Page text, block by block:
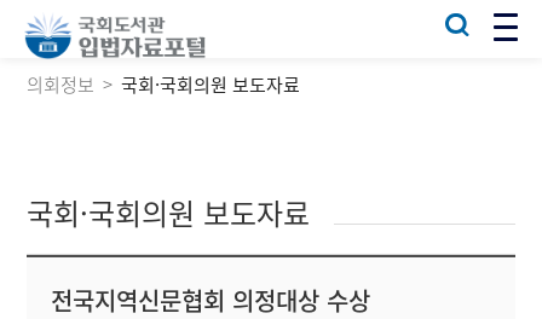
의회정보 국회·국회의원 보도자료
국회·국회의원 보도자료
전국지역신문협회 의정대상 수상